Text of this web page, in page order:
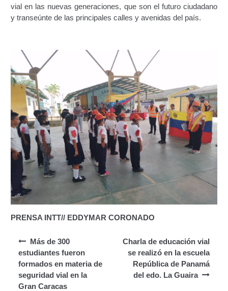
Junta Directiva Old
Certificación de Datos de Licencia para Conducir.
Certificación de Datos para Efectos Consulares con
Apostilla Electrónica
Registro Original de Licencia para Conducir Cuarto
Grado (4°).
Registro Original de Licencia para Conducir Quinto
Grado (5°).
Registro Original de Licencia para Conducir
Segundo Grado (2°) – (Mayores de 18 años).
Segundo Grado (2°) – (Mayores de 16 años).
Registro Original de Licencia para Conducir Tercer
Grado (3°) – (Mayores de 16 y menores de 18 años).
vial en las nuevas generaciones, que son el futuro ciudadano
y transeúnte de las principales calles y avenidas del país.
PRENSA INTT// EDDYMAR CORONADO
Navegación de entradas
Más de 300
estudiantes fueron
formados en materia de
seguridad vial en la
Gran Caracas
Charla de educación vial
se realizó en la escuela
República de Panamá
del edo. La Guaira